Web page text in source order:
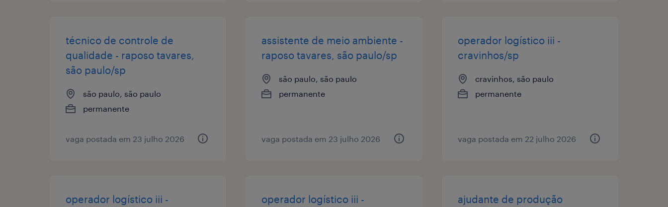
técnico de controle de
qualidade - raposo tavares,
são paulo/sp
são paulo, são paulo
permanente
vaga postada em 23 julho 2026
assistente de meio ambiente -
raposo tavares, são paulo/sp
são paulo, são paulo
permanente
vaga postada em 23 julho 2026
operador logístico iii -
cravinhos/sp
cravinhos, são paulo
permanente
vaga postada em 22 julho 2026
operador logístico iii -
operador logístico iii -
ajudante de produção